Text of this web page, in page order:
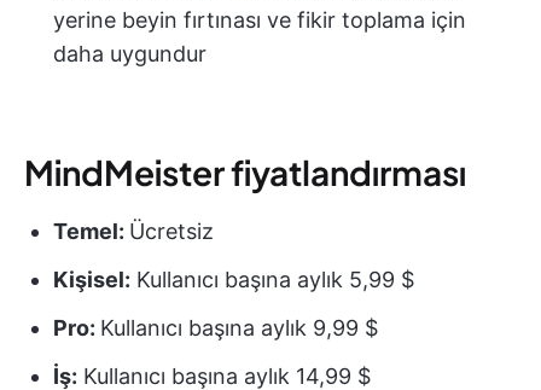
yerine beyin fırtınası ve fikir toplama için
daha uygundur
MindMeister fiyatlandırması
Temel: Ücretsiz
Kişisel: Kullanıcı başına aylık 5,99 $
Pro: Kullanıcı başına aylık 9,99 $
İş: Kullanıcı başına aylık 14,99 $